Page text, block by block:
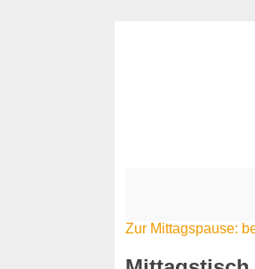
Zur Mittagspause: